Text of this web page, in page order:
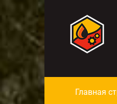
контенту
Главная